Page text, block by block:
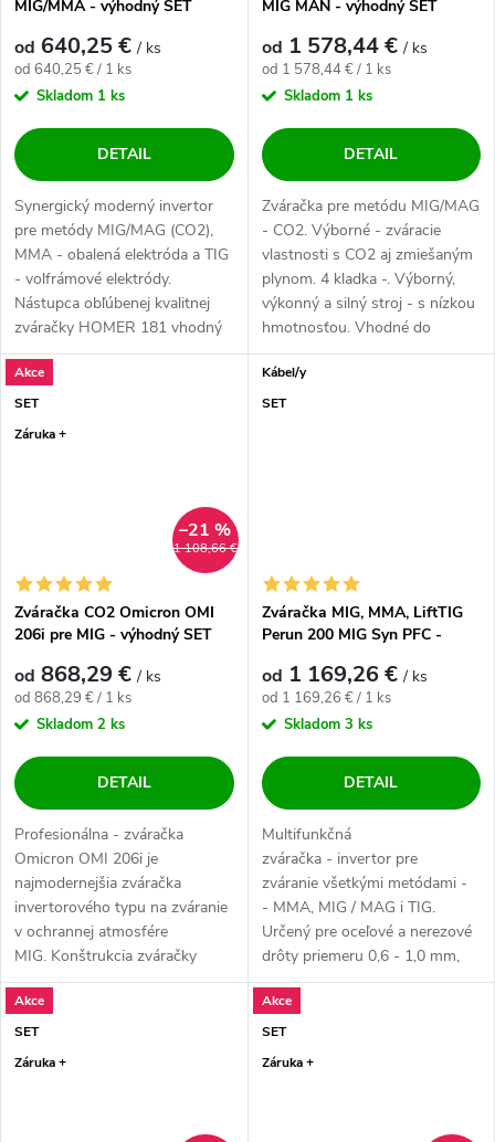
MIG/MMA - výhodný SET
od 640,25 €/ ks
Jednotková cena:
od 640,25 € / 1 ks
Skladom 1 ks
DETAIL
Synergický moderný invertor
pre metódy MIG/MAG (CO2),
MMA - obalená elektróda a TIG
- volfrámové elektródy.
Nástupca obľúbenej kvalitnej
zváračky HOMER 181 vhodný
do dielne,...
MIG MAN - výhodný SET
od 1 578,44 €/ ks
Jednotková cena:
od 1 578,44 € / 1 ks
Skladom 1 ks
DETAIL
Zváračka pre metódu MIG/MAG
- CO2. Výborné - zváracie
vlastnosti s CO2 aj zmiešaným
plynom. 4 kladka -. Výborný,
výkonný a silný stroj - s nízkou
hmotnosťou. Vhodné do
veľkej...
Akce
SET
Záruka +
1 108,66 €
–21 %
Zváračka CO2 Omicron OMI
206i pre MIG - výhodný SET
od 868,29 €/ ks
Jednotková cena:
od 868,29 € / 1 ks
Skladom 2 ks
DETAIL
Profesionálna - zváračka
Omicron OMI 206i je
najmodernejšia zváračka
invertorového typu na zváranie
v ochrannej atmosfére
MIG. Konštrukcia zváračky
zaručuje vysokú spoľahlivosť...
Kábel/y
SET
Zváračka MIG, MMA, LiftTIG
Perun 200 MIG Syn PFC -
od 1 169,26 €/ ks
Jednotková cena:
od 1 169,26 € / 1 ks
Skladom 3 ks
DETAIL
Multifunkčná
zváračka - invertor pre
zváranie všetkými metódami -
- MMA, MIG / MAG i TIG.
Určený pre oceľové a nerezové
drôty priemeru 0,6 - 1,0 mm,
hliníkové drôty 1,0 mm a...
Akce
SET
Záruka +
Akce
SET
Záruka +